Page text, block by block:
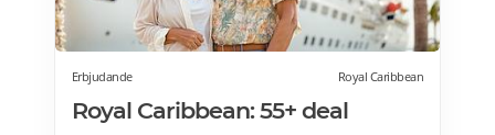
Erbjudande Royal Caribbean
Royal Caribbean: 55+ deal